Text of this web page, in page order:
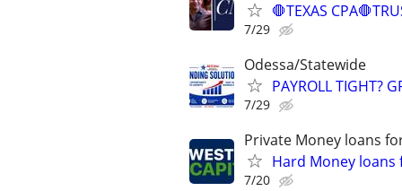
🛑TEXAS
7/29
Odessa/Statewide
PAYROLL TIGHT?
7/29
Private Money loans
Hard Money loans
7/20